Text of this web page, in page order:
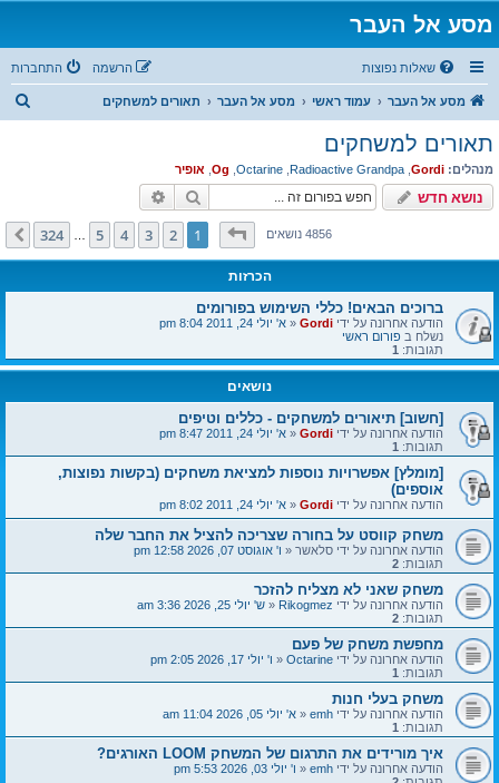
מסע אל העבר
שאלות נפוצות התחברות הרשמה
מסע אל העבר עמוד ראשי מסע אל העבר תאורים למשחקים
ח
תאורים למשחקים
מנהלים: Gordi
,
Radioactive Grandpa
,
Octarine
,
Og
, אופיר
נושא חדש חיפוש
4856 נושאיםדף1מתוך 324
1
2
3
4
5
324 הבא
הכרזות
ברוכים הבאים! כללי השימוש בפורומים
הודעה אחרונה על ידי Gordi
«א' יולי 24, 2011 8:04 pm
נשלח בפורום ראשי
תגובות: 1
נושאים
[חשוב] תיאורים למשחקים - כללים וטיפים
הודעה אחרונה על ידי Gordi
«א' יולי 24, 2011 8:47 pm
תגובות: 1
[מומלץ] אפשרויות נוספות למציאת משחקים (בקשות נפוצות,
אוספים)
הודעה אחרונה על ידי Gordi
«א' יולי 24, 2011 8:02 pm
משחק קווסט על בחורה שצריכה להציל את החבר שלה
הודעה אחרונה על ידי סלאשר«ו' אוגוסט 07, 2026 12:58 pm
תגובות: 2
משחק שאני לא מצליח להזכר
הודעה אחרונה על ידי Rikogmez
«ש' יולי 25, 2026 3:36 am
תגובות: 2
מחפשת משחק של פעם
הודעה אחרונה על ידי Octarine
«ו' יולי 17, 2026 2:05 pm
תגובות: 1
משחק בעלי חנות
הודעה אחרונה על ידי emh
«א' יולי 05, 2026 11:04 am
תגובות: 1
איך מורידים את התרגום של המשחק LOOM האורגים?
הודעה אחרונה על ידי emh
«ו' יולי 03, 2026 5:53 pm